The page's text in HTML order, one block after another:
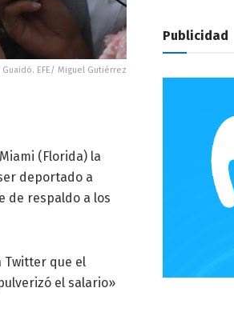
EFE/ Miguel Gutiérrez
(Florida) la
deportado a
de respaldo a los
Twitter que el
el salario»
Publicidad